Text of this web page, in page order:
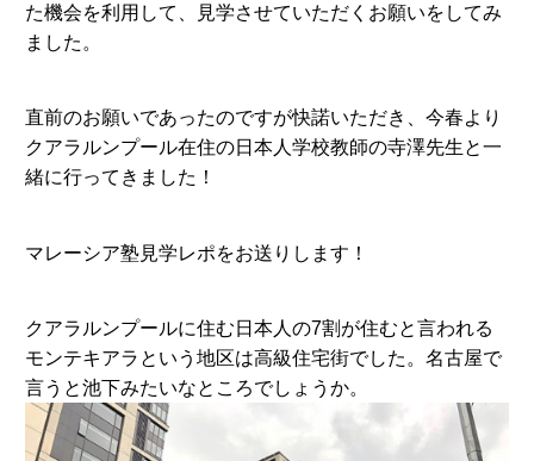
た機会を利用して、見学させていただくお願いをしてみ
ました。
直前のお願いであったのですが快諾いただき、今春より
クアラルンプール在住の日本人学校教師の寺澤先生と一
緒に行ってきました！
マレーシア塾見学レポをお送りします！
クアラルンプールに住む日本人の7割が住むと言われる
モンテキアラという地区は高級住宅街でした。名古屋で
言うと池下みたいなところでしょうか。